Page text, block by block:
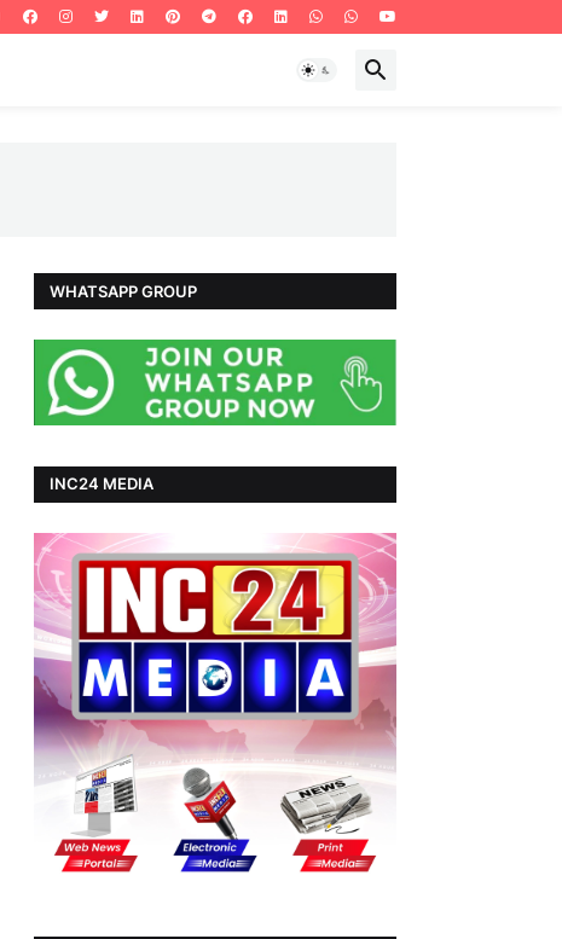
WHATSAPP GROUP
INC24 MEDIA